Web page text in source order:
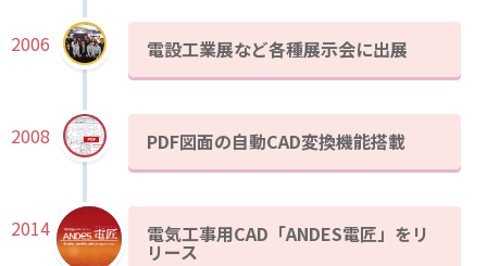
電設工業展など各種展示会に出展
2006
PDF図面の自動CAD変換機能搭載
2008
電気工事用CAD「ANDES電匠」をリ
リース
2014